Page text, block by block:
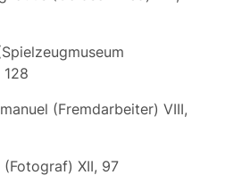
128
(Fremdarbeiter) VIII,
(Fotograf) XII, 97